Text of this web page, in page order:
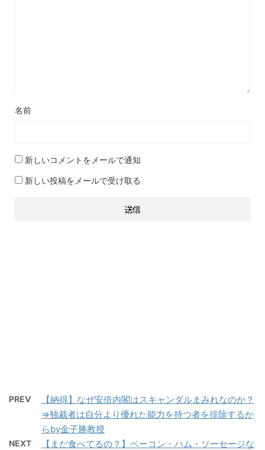
名前
新しいコメントをメールで通知
新しい投稿をメールで受け取る
PREV
【納得】なぜ安倍内閣はスキャンダルまみれなのか？
⇒独裁者は自分より優れた能力を持つ者を排除するか
らby金子勝教授
NEXT
【まだ食べてるの？】ベーコン・ハム・ソーセージな